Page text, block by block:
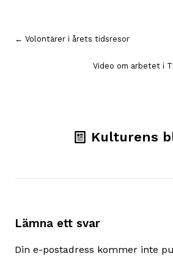
Inläggsnavigering
← Volontärer i årets tidsresor
Video om arbetet i
Kulturens
Lämna ett svar
Din e-postadress kommer inte